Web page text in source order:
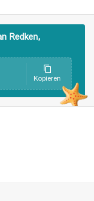
Redken,
Kopieren